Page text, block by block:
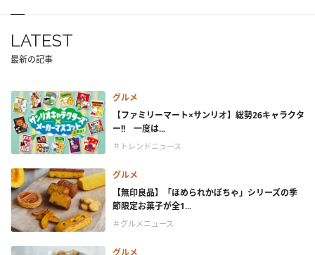
LATEST
最新の記事
グルメ
【ファミリーマート×サンリオ】総勢26キャラクタ
ー!! 一度は...
＃トレンドニュース
グルメ
【無印良品】「ほめられかぼちゃ」シリーズの季
節限定お菓子が全1...
＃グルメニュース
グルメ